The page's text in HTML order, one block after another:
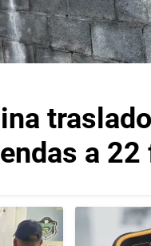
a 22